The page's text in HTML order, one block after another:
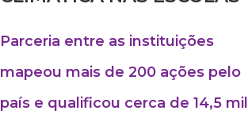
Parceria entre as instituições
mapeou mais de 200 ações pelo
país e qualificou cerca de 14,5 mil